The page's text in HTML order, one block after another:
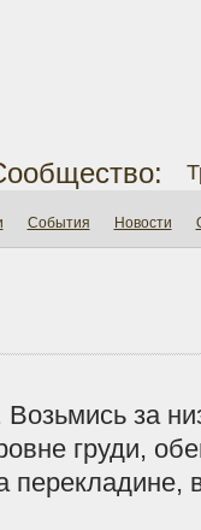
События Новости
Возьмись за
груди,
перекладине,